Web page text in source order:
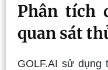
Phân tích
quan sát
GOLF.AI sử dụng